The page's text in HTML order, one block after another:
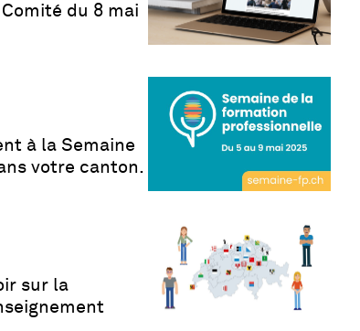
du 8 mai
à la Semaine
votre canton.
sur la